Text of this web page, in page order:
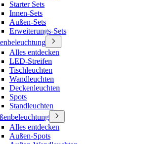
Starter Sets
Innen-Sets
Außen-Sets
Erweiterungs-Sets
Alles entdecken
LED-Streifen
Tischleuchten
Wandleuchten
Deckenleuchten
Spots
Standleuchten
Alles entdecken
Außen-Spots